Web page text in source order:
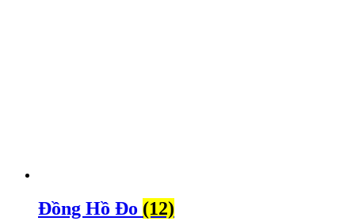
Đồng Hồ Đo (12)